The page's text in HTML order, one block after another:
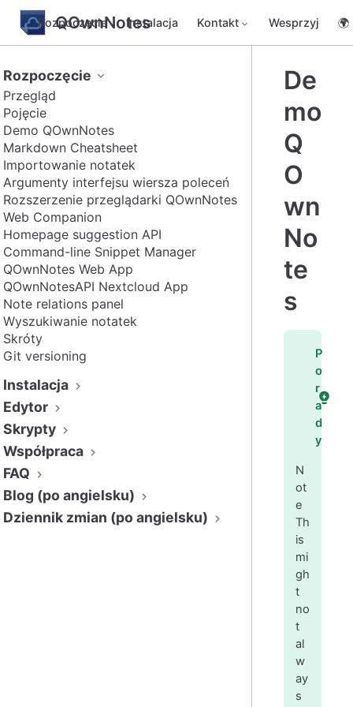
QOwnNotes
Rozpoczęcie Instalacja Kontakt Wesprzyj 🌍
Rozpoczęcie
Przegląd
Pojęcie
Demo QOwnNotes
Markdown Cheatsheet
Importowanie notatek
Argumenty interfejsu wiersza poleceń
Rozszerzenie przeglądarki QOwnNotes
Web Companion
Homepage suggestion API
Command-line Snippet Manager
QOwnNotes Web App
QOwnNotesAPI Nextcloud App
Note relations panel
Wyszukiwanie notatek
Skróty
Git versioning
Instalacja
Edytor
Skrypty
Współpraca
FAQ
Blog (po angielsku)
Dziennik zmian (po angielsku)
De
mo
Q
O
wn
No
te
s
P
o
r
a
d
y
N
ot
e
Th
is
mi
gh
t
no
t
al
w
ay
s